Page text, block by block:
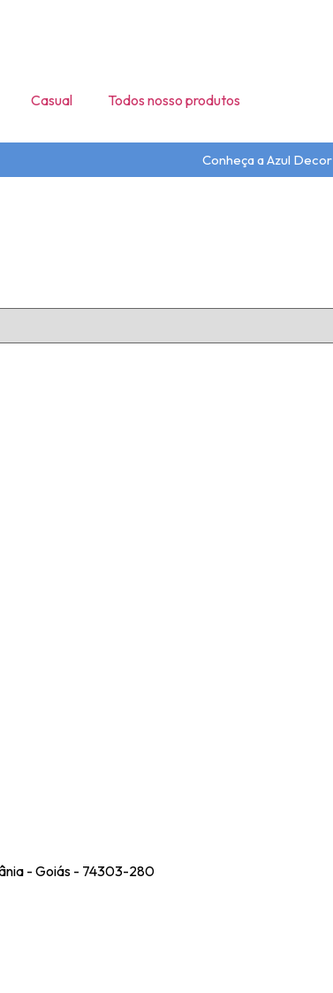
Casual Todos nosso produtos
Conheça a Azul Decor
- Goiás - 74303-280